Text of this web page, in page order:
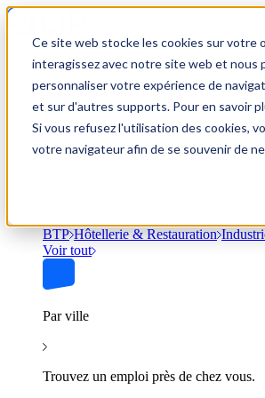
Ce site web stocke les cookies sur votre
interagissez avec notre site web et nous
personnaliser votre expérience de
et sur d'autres supports. Pour en savoir
Si vous refusez l'utilisation des cookies,
votre navigateur afin de se souvenir de
Trouver un emploi
Par secteur
BTP Hôtellerie & Restauration
Voir tout
Par ville
Trouvez un emploi près de chez vous.